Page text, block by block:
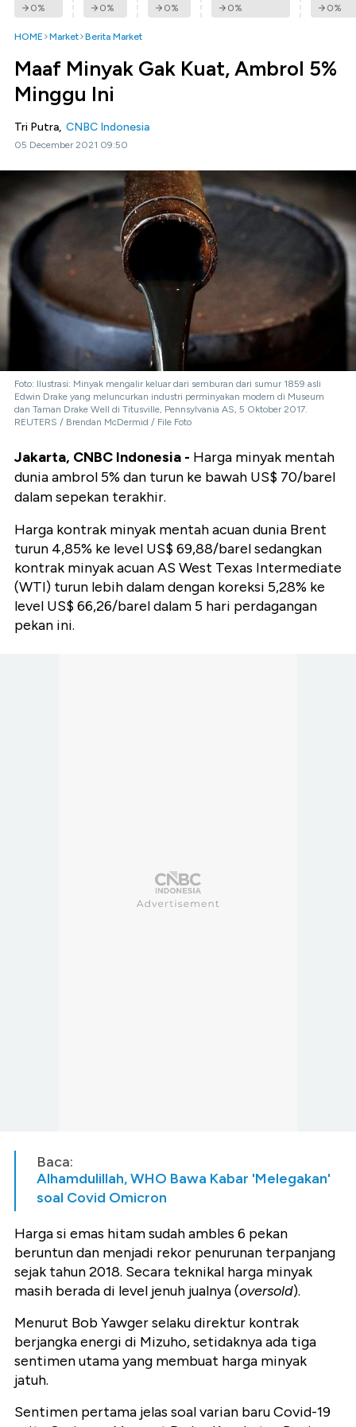
0% 0% 0% 0% 0%
HOME Market Berita Market
Maaf Minyak Gak Kuat, Ambrol 5%
Minggu Ini
Tri Putra, CNBC Indonesia
05 December 2021 09:50
Foto: Ilustrasi: Minyak mengalir keluar dari semburan dari sumur 1859 asli
Edwin Drake yang meluncurkan industri perminyakan modern di Museum
dan Taman Drake Well di Titusville, Pennsylvania AS, 5 Oktober 2017.
REUTERS / Brendan McDermid / File Foto
Jakarta, CNBC Indonesia - Harga minyak mentah
dunia ambrol 5% dan turun ke bawah US$ 70/barel
dalam sepekan terakhir.
Harga kontrak minyak mentah acuan dunia Brent
turun 4,85% ke level US$ 69,88/barel sedangkan
kontrak minyak acuan AS West Texas Intermediate
(WTI) turun lebih dalam dengan koreksi 5,28% ke
level US$ 66,26/barel dalam 5 hari perdagangan
pekan ini.
Baca:
Alhamdulillah, WHO Bawa Kabar 'Melegakan'
soal Covid Omicron
Harga si emas hitam sudah ambles 6 pekan
beruntun dan menjadi rekor penurunan terpanjang
sejak tahun 2018. Secara teknikal harga minyak
masih berada di level jenuh jualnya (oversold).
Menurut Bob Yawger selaku direktur kontrak
berjangka energi di Mizuho, setidaknya ada tiga
sentimen utama yang membuat harga minyak
jatuh.
Sentimen pertama jelas soal varian baru Covid-19